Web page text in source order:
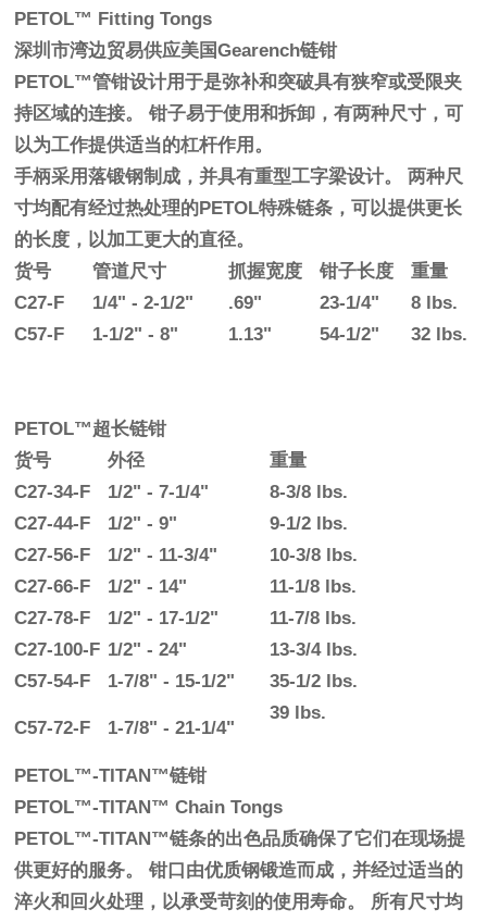
PETOL™ Fitting Tongs
深圳市湾边贸易供应美国Gearench链钳
PETOL™管钳设计用于是弥补和突破具有狭窄或受限夹
持区域的连接。 钳子易于使用和拆卸，有两种尺寸，可
以为工作提供适当的杠杆作用。
手柄采用落锻钢制成，并具有重型工字梁设计。 两种尺
寸均配有经过热处理的PETOL特殊链条，可以提供更长
的长度，以加工更大的直径。
货号
管道尺寸 抓握宽度 钳子长度
重量
C27-F
1/4" - 2-1/2" .69" 23-1/4"
8 lbs.
C57-F
1-1/2" - 8" 1.13" 54-1/2" 32 lbs.
PETOL™超长链钳
货号
外径
重量
C27-34-F
1/2" - 7-1/4"
8-3/8 lbs.
C27-44-F
1/2" - 9"
9-1/2 lbs.
C27-56-F
1/2" - 11-3/4"
10-3/8 lbs.
C27-66-F
1/2" - 14"
11-1/8 lbs.
C27-78-F
1/2" - 17-1/2"
11-7/8 lbs.
C27-100-F 1/2" - 24"
13-3/4 lbs.
C57-54-F
1-7/8" - 15-1/2" 35-1/2 lbs.
C57-72-F 1-7/8" - 21-1/4"
39 lbs.
PETOL™-TITAN™链钳
PETOL™-TITAN™ Chain Tongs
PETOL™-TITAN™链条的出色品质确保了它们在现场提
供更好的服务。 钳口由优质钢锻造而成，并经过适当的
淬火和回火处理，以承受苛刻的使用寿命。 所有尺寸均